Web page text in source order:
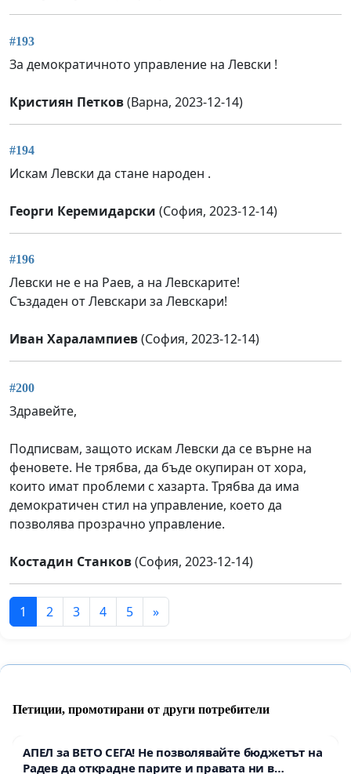
#193
За демократичното управление на Левски !
Кристиян Петков(Варна, 2023-12-14)
#194
Искам Левски да стане народен .
Георги Керемидарски (София, 2023-12-14)
#196
Левски не е на Раев, а на Левскарите!
Създаден от Левскари за Левскари!
Иван Харалампиев(София, 2023-12-14)
#200
Здравейте,
Подписвам, защото искам Левски да се върне на
феновете. Не трябва, да бъде окупиран от хора,
които имат проблеми с хазарта. Трябва да има
демократичен стил на управление, което да
позволява прозрачно управление.
Костадин Станков(София, 2023-12-14)
1 2 3 4 5 »
Петиции, промотирани от други потребители
АПЕЛ за ВЕТО СЕГА! Не позволявайте бюджетът на
Радев да открадне парите и правата ни в